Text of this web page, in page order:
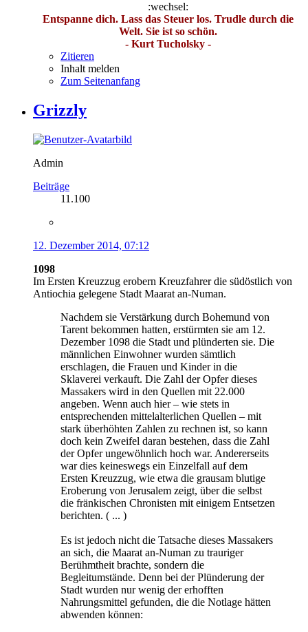
:wechsel:
Entspanne dich. Lass das Steuer los. Trudle durch die
Welt. Sie ist so schön.
- Kurt Tucholsky -
Zitieren
Inhalt melden
Zum Seitenanfang
Grizzly
Admin
Beiträge
11.100
12. Dezember 2014, 07:12
1098
Im Ersten Kreuzzug erobern Kreuzfahrer die südöstlich von
Antiochia gelegene Stadt Maarat an-Numan.
Nachdem sie Verstärkung durch Bohemund von
Tarent bekommen hatten, erstürmten sie am 12.
Dezember 1098 die Stadt und plünderten sie. Die
männlichen Einwohner wurden sämtlich
erschlagen, die Frauen und Kinder in die
Sklaverei verkauft. Die Zahl der Opfer dieses
Massakers wird in den Quellen mit 22.000
angeben. Wenn auch hier – wie stets in
entsprechenden mittelalterlichen Quellen – mit
stark überhöhten Zahlen zu rechnen ist, so kann
doch kein Zweifel daran bestehen, dass die Zahl
der Opfer ungewöhnlich hoch war. Andererseits
war dies keineswegs ein Einzelfall auf dem
Ersten Kreuzzug, wie etwa die grausam blutige
Eroberung von Jerusalem zeigt, über die selbst
die fränkischen Chronisten mit einigem Entsetzen
berichten. ( ... )
Es ist jedoch nicht die Tatsache dieses Massakers
an sich, die Maarat an-Numan zu trauriger
Berühmtheit brachte, sondern die
Begleitumstände. Denn bei der Plünderung der
Stadt wurden nur wenig der erhofften
Nahrungsmittel gefunden, die die Notlage hätten
abwenden können: